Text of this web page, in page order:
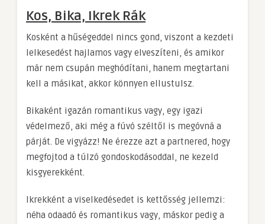
Kos, Bika, Ikrek Rák
Kosként a hűségeddel nincs gond, viszont a kezdeti
lelkesedést hajlamos vagy elveszíteni, és amikor
már nem csupán meghódítani, hanem megtartani
kell a másikat, akkor könnyen ellustulsz.
Bikaként igazán romantikus vagy, egy igazi
védelmező, aki még a fúvó széltől is megóvná a
párját. De vigyázz! Ne érezze azt a partnered, hogy
megfojtod a túlzó gondoskodásoddal, ne kezeld
kisgyerekként.
Ikrekként a viselkedésedet is kettősség jellemzi:
néha odaadó és romantikus vagy, máskor pedig a